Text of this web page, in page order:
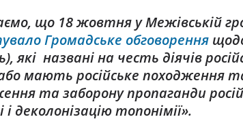
що 18 жовтня у Межівській
Громадське обговорення
які названі на честь діячів
мають російське походження
та заборону пропаганди
і деколонізацію топонімії».